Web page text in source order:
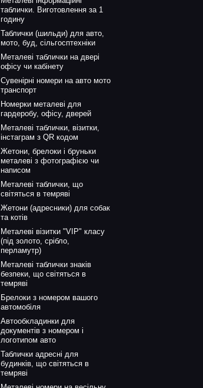
таблички. Виготовлення за 1
годину
Таблички (шильди) для авто,
мото, буд, сільгосптехніки
Металеві таблички на двері
офісу чи кабінету
Сувенірні номери на авто мото
транспорт
Номерки металеві для
гардеробу, офісу, дверей
Металеві таблички, візитки,
інстаграм з QR кодом
Жетони, брелоки і бруньки
металеві з фотографією чи
написом
Металеві таблички, що
світяться в темряві
Жетони (адресники) для собак
та котів
Металеві візитки "VIP" класу
(під золото, срібло,
перламутр)
Металеві таблички знаків
безпеки, що світяться в
темряві
Брелоки з номером вашого
автомобіля
Автообкладинки для
документів з номером і
логотипом авто
Таблички адресні для
будинків, що світяться в
темряві